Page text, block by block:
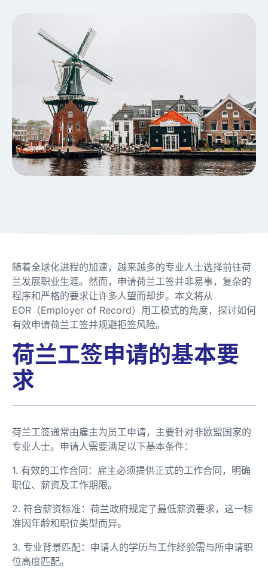
随着全球化进程的加速，越来越多的专业人士选择前往荷
兰发展职业生涯。然而，申请荷兰工签并非易事，复杂的
程序和严格的要求让许多人望而却步。本文将从
EOR（Employer of Record）用工模式的角度，探讨如何
有效申请荷兰工签并规避拒签风险。
荷兰工签申请的基本要
求
荷兰工签通常由雇主为员工申请，主要针对非欧盟国家的
专业人士。申请人需要满足以下基本条件：
1. 有效的工作合同：雇主必须提供正式的工作合同，明确
职位、薪资及工作期限。
2. 符合薪资标准：荷兰政府规定了最低薪资要求，这一标
准因年龄和职位类型而异。
3. 专业背景匹配：申请人的学历与工作经验需与所申请职
位高度匹配。